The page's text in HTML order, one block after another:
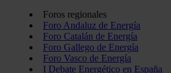
Foros regionales
Foro Andaluz de Energía
Foro Catalán de Energía
Foro Gallego de Energía
Foro Vasco de Energía
I Debate Energético en España